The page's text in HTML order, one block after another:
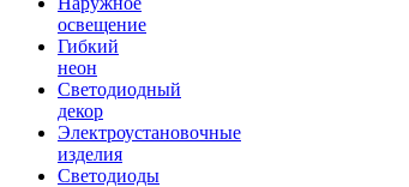
освещение
Гибкий
неон
Светодиодный
декор
Электроустановочные
изделия
Светодиоды